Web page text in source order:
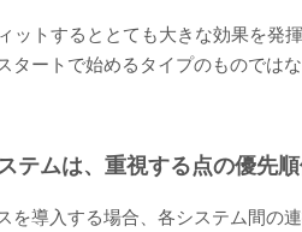
ットするととても大きな効果を発
タートで始めるタイプのものでは
テムは、重視する点の優先
を導入する場合、各システム間の